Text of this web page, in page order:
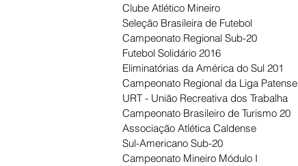
Clube Atlético Mineiro
Seleção Brasileira de Futebol
Campeonato Regional Sub-20
Futebol Solidário 2016
Eliminatórias da América do Sul 201
Campeonato Regional da Liga Patense
URT - União Recreativa dos Trabalha
Campeonato Brasileiro de Turismo 20
Associação Atlética Caldense
Sul-Americano Sub-20
Campeonato Mineiro Módulo I